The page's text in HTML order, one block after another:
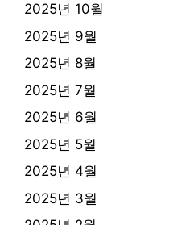
2025년 10월
2025년 9월
2025년 8월
2025년 7월
2025년 6월
2025년 5월
2025년 4월
2025년 3월